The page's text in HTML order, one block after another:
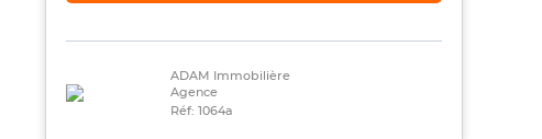
ADAM Immobilière
Agence
Réf: 1064a